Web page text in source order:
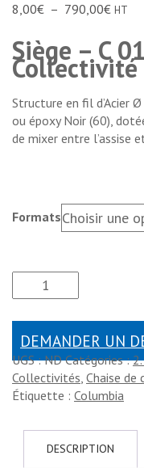
8,00€ – 790,00€ HT
Siège – C
Collectivité
Structure en fil d’Acier
ou époxy Noir (60),
de mixer entre l’assise
Formats
DEMANDER UN
UGS :ND Catégories :
Collectivités, Chaise
Étiquette : Columbia
DESCRIPTION